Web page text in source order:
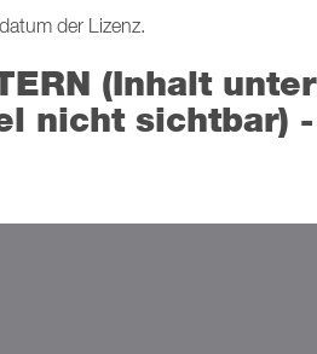
der Lizenz.
(Inhalt
nicht sichtbar) -